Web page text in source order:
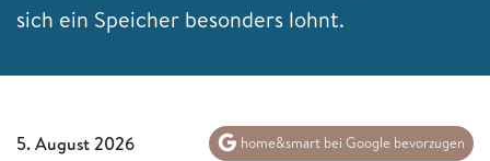
sich ein Speicher besonders lohnt.
5. August 2026 home&smart bei Google bevorzugen